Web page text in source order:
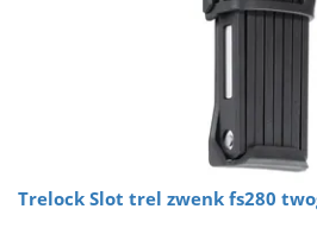
Trelock Slot trel zwenk fs280